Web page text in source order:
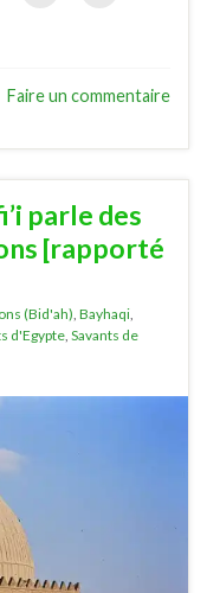
Faire un commentaire
parle des
[rapporté
(Bid'ah), Bayhaqi,
d'Egypte, Savants de